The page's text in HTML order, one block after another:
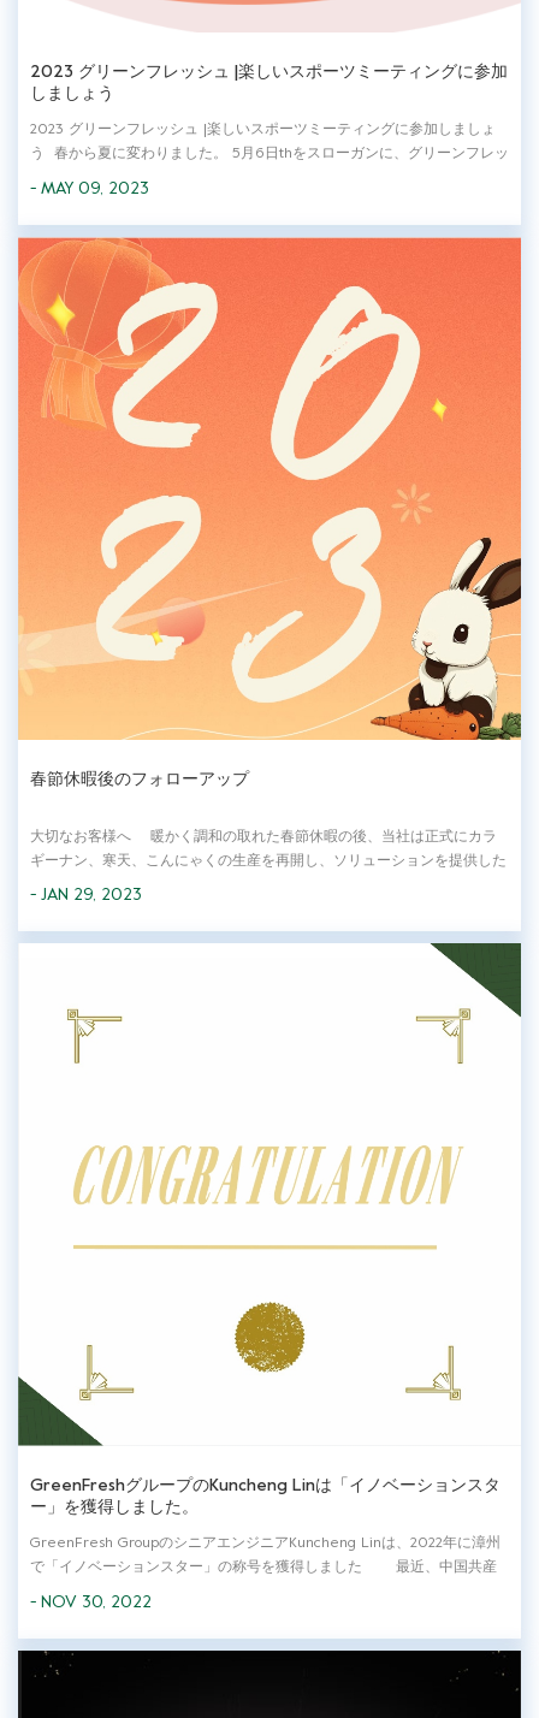
2023 グリーンフレッシュ |楽しいスポーツミーティングに参加
しましょう
2023 グリーンフレッシュ |楽しいスポーツミーティングに参加しましょ
う 春から夏に変わりました。 5月6日thをスローガンに、グリーンフレッ
Greenfresh および LvQi の副ゼ...
- MAY 09, 2023
春節休暇後のフォローアップ
大切なお客様へ 暖かく調和の取れた春節休暇の後、当社は正式にカラ
ギーナン、寒天、こんにゃくの生産を再開し、ソリューションを提供した
ことを保証します。私たちのすべてのチームは、適切に機能し、供給と配
し、新たな研究開発を開...
- JAN 29, 2023
GreenFreshグループのKuncheng Linは「イノベーションスタ
ー」を獲得しました。
GreenFresh GroupのシニアエンジニアKuncheng Linは、2022年に漳州
で「イノベーションスター」の称号を獲得しました 最近、中国共産
能オフィ...
- NOV 30, 2022